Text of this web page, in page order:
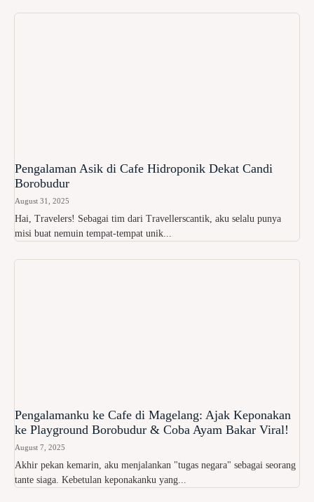
Pengalaman Asik di Cafe Hidroponik Dekat Candi
Borobudur
August 31, 2025
Hai, Travelers! Sebagai tim dari Travellerscantik, aku selalu punya
misi buat nemuin tempat-tempat unik...
Pengalamanku ke Cafe di Magelang: Ajak Keponakan
ke Playground Borobudur & Coba Ayam Bakar Viral!
August 7, 2025
Akhir pekan kemarin, aku menjalankan "tugas negara" sebagai seorang
tante siaga. Kebetulan keponakanku yang...